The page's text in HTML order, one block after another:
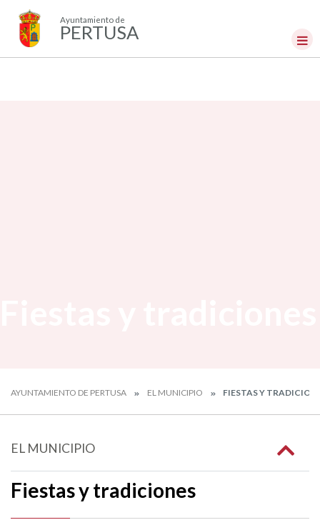
Ayuntamiento de
PERTUSA
AYUNTAMIENTO DE PERTUSA EL MUNICIPIO FIESTAS Y
EL MUNICIPIO
Fiestas y tradiciones